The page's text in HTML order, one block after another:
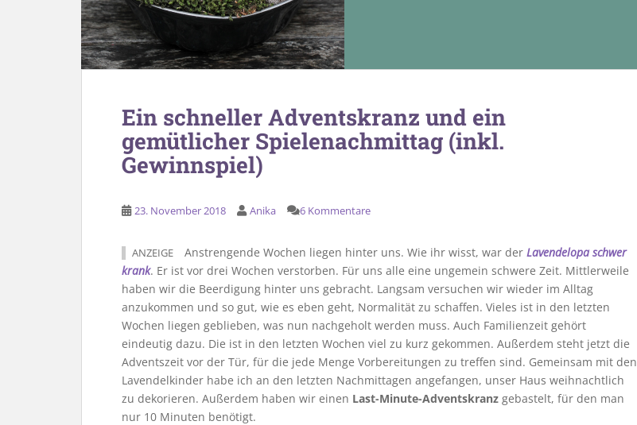
Ein schneller Adventskranz und ein
gemütlicher Spielenachmittag (inkl.
Gewinnspiel)
23. November 2018 Anika 6 Kommentare
ANZEIGE Anstrengende Wochen liegen hinter uns. Wie ihr wisst, war der Lavendelopa schwer
krank. Er ist vor drei Wochen verstorben. Für uns alle eine ungemein schwere Zeit. Mittlerweile
haben wir die Beerdigung hinter uns gebracht. Langsam versuchen wir wieder im Alltag
anzukommen und so gut, wie es eben geht, Normalität zu schaffen. Vieles ist in den letzten
Wochen liegen geblieben, was nun nachgeholt werden muss. Auch Familienzeit gehört
eindeutig dazu. Die ist in den letzten Wochen viel zu kurz gekommen. Außerdem steht jetzt die
Adventszeit vor der Tür, für die jede Menge Vorbereitungen zu treffen sind. Gemeinsam mit den
Lavendelkinder habe ich an den letzten Nachmittagen angefangen, unser Haus weihnachtlich
zu dekorieren. Außerdem haben wir einen Last-Minute-Adventskranz gebastelt, für den man
nur 10 Minuten benötigt.